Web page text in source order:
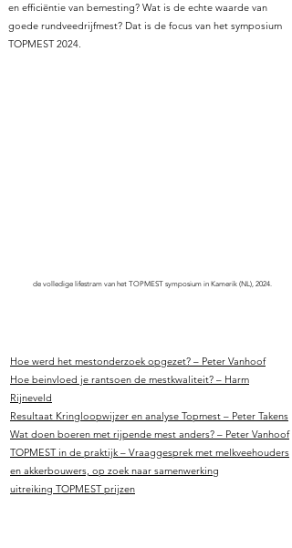
en efficiëntie van bemesting? Wat is de echte waarde van
goede rundveedrijfmest? Dat is de focus van het symposium
TOPMEST 2024. ​
de volledige lifestram van het TOPMEST symposium in Kamerik (NL), 2024.
Hoe werd het mestonderzoek opgezet? – Peter Vanhoof
Hoe beinvloed je rantsoen de mestkwaliteit? – Harm
Rijneveld
Resultaat Kringloopwijzer en analyse Topmest – Peter Takens
Wat doen boeren met rijpende mest anders? – Peter Vanhoof
TOPMEST in de praktijk – Vraaggesprek met melkveehouders
en akkerbouwers, op zoek naar samenwerking
uitreiking TOPMEST prijzen